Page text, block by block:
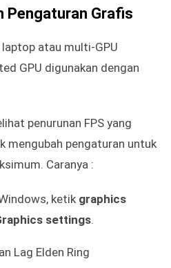
Pengaturan Grafis
atau multi-GPU
GPU digunakan dengan
penurunan FPS yang
mengubah pengaturan untuk
Caranya :
ketik graphics
settings.